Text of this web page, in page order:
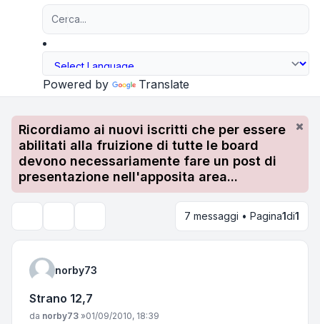
Powered by Translate
Ricordiamo ai nuovi iscritti che per essere
abilitati alla fruizione di tutte le board
devono necessariamente fare un post di
presentazione nell'apposita area...
7 messaggi • Pagina1di1
norby73
Strano 12,7
Messaggio
da norby73 »01/09/2010, 18:39